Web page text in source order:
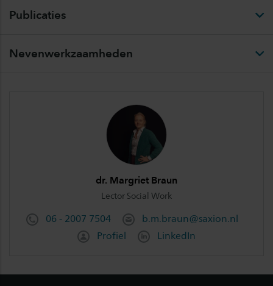
Publicaties
Nevenwerkzaamheden
dr. Margriet Braun
Lector Social Work
06 - 2007 7504
b.m.braun@saxion.nl
Profiel
LinkedIn